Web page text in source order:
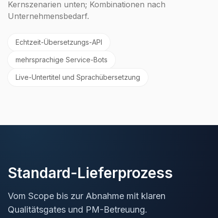
Kernszenarien unten; Kombinationen nach
Unternehmensbedarf.
Echtzeit-Übersetzungs-API
mehrsprachige Service-Bots
Live-Untertitel und Sprachübersetzung
Standard-Lieferprozess
Vom Scope bis zur Abnahme mit klaren
Qualitätsgates und PM-Betreuung.